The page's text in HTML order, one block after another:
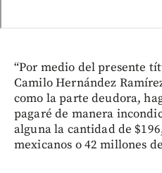
“Por medio del presente
Camilo Hernández
como la parte deudora,
pagaré de manera
alguna la cantidad de
mexicanos o 42 millones